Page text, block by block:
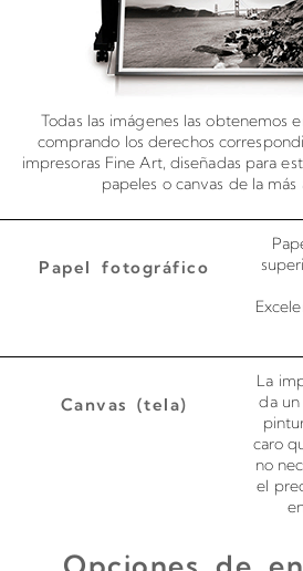
Todas las imágenes las obtenemos
comprando los derechos
impresoras Fine Art, diseñadas para
papeles o canvas de la más
Papel fotográfico
Canvas (tela)
La
da un
caro
no
el